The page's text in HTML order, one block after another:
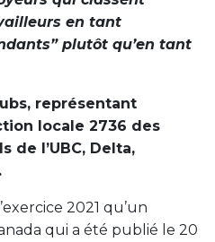
en tant
plutôt qu’en tant
représentant
locale 2736 des
de l’UBC, Delta,
2021 qu’un
qui a été publié le 20